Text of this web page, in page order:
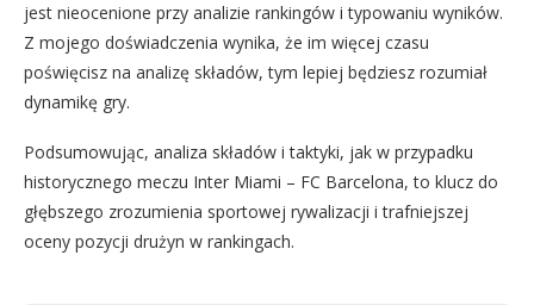
jest nieocenione przy analizie rankingów i typowaniu wyników.
Z mojego doświadczenia wynika, że im więcej czasu
poświęcisz na analizę składów, tym lepiej będziesz rozumiał
dynamikę gry.
Podsumowując, analiza składów i taktyki, jak w przypadku
historycznego meczu Inter Miami – FC Barcelona, to klucz do
głębszego zrozumienia sportowej rywalizacji i trafniejszej
oceny pozycji drużyn w rankingach.